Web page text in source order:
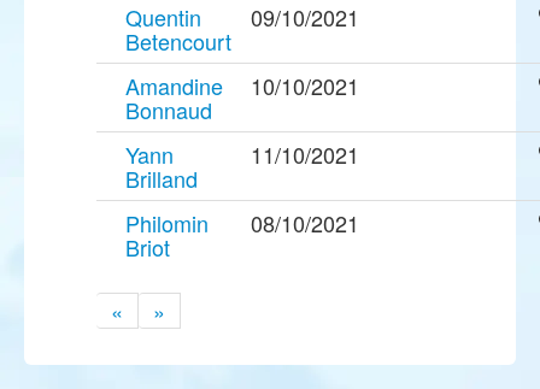
Quentin
Betencourt
09/10/2021
Amandine
Bonnaud
10/10/2021
Yann
Brilland
11/10/2021
Philomin
Briot
08/10/2021
« »